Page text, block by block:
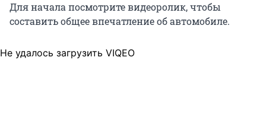
Для начала посмотрите видеоролик, чтобы
составить общее впечатление об автомобиле.
Не удалось загрузить VIQEO